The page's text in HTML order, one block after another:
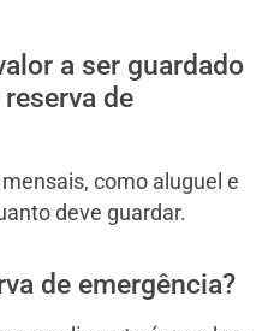
a ser guardado
de
como aluguel e
deve guardar.
de emergência?